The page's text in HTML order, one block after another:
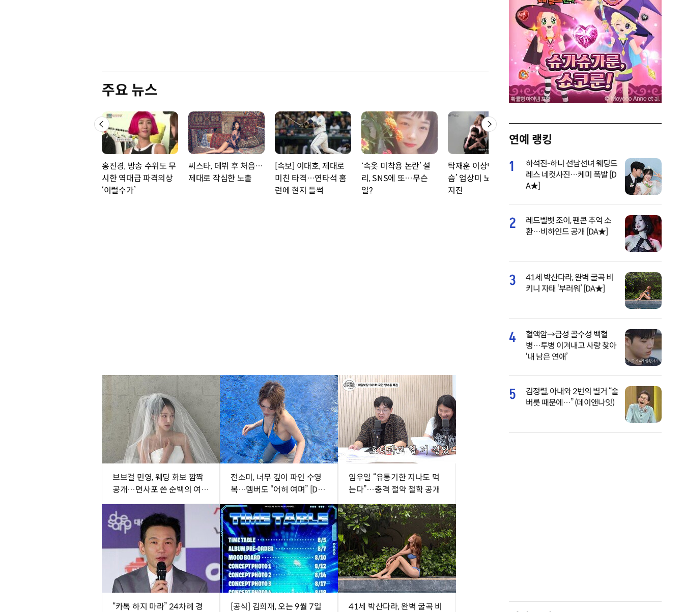
주요 뉴스
홍진경, 방송 수위도 무
시한 역대급 파격의상
‘이럴수가’
씨스타, 데뷔 후 처음…
제대로 작심한 노출
[속보] 이대호, 제대로
미친 타격…연타석 홈
런에 현지 들썩
‘속옷 미착용 논란’ 설
리, SNS에 또…무슨
일?
탁재훈 이상민, ‘착한 가
슴’ 엄상미 노출에 동공
지진
브브걸 민영, 웨딩 화보 깜짝
공개…면사포 쓴 순백의 여신
[DA★]
전소미, 너무 깊이 파인 수영
복…멤버도 “어허 여며” [DA
★]
임우일 “유통기한 지나도 먹
는다”…충격 절약 철학 공개
“카톡 하지 마라” 24차례 경 [공식] 김희재, 오는 9월 7일 41세 박산다라, 완벽 굴곡 비
연예 랭킹
1
하석진-하니 선남선녀 웨딩드
레스 네컷사진…케미 폭발 [D
A★]
2
레드벨벳 조이, 팬콘 추억 소
환…비하인드 공개 [DA★]
3
41세 박산다라, 완벽 굴곡 비
키니 자태 ‘부러워’ [DA★]
4
혈액암→급성 골수성 백혈
병…투병 이겨내고 사랑 찾아
‘내 남은 연애’
5
김정렬, 아내와 2번의 별거 “술
버릇 때문에…” (데이앤나잇)